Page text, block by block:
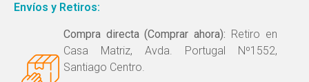
Envíos y Retiros:
Compra directa (Comprar ahora): Retiro en
Casa Matriz, Avda. Portugal Nº1552,
Santiago Centro.